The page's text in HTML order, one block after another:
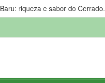
Baru: riqueza e sabor do Cerrado.